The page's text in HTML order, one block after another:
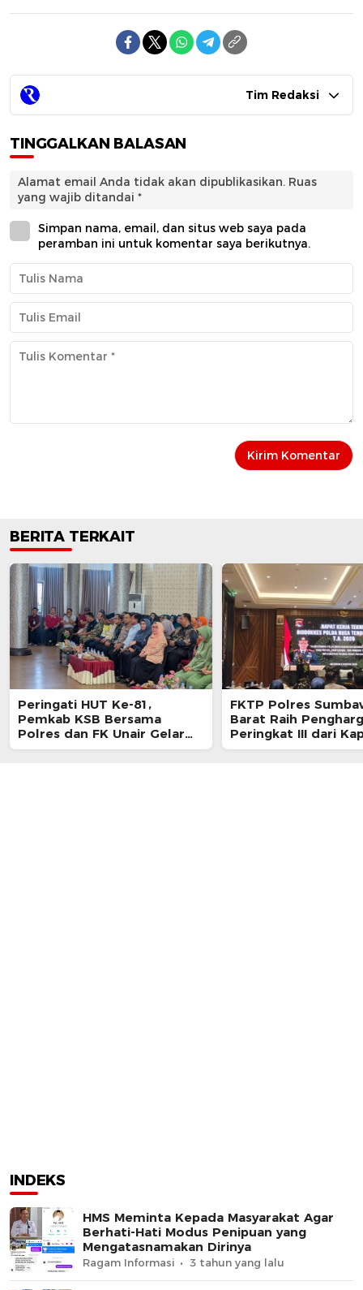
Tim Redaksi
TINGGALKAN BALASAN
Alamat email Anda tidak akan dipublikasikan. Ruas
yang wajib ditandai *
Simpan nama, email, dan situs web saya pada
peramban ini untuk komentar saya berikutnya.
BERITA TERKAIT
Peringati HUT Ke-81,
Pemkab KSB Bersama
Polres dan FK Unair Gelar
Seminar Kesehatan “1000
FKTP Polres
Barat Raih
Peringkat III dari
NTB Saat Rakernis
INDEKS
HMS Meminta Kepada Masyarakat Agar
Berhati-Hati Modus Penipuan yang
Mengatasnamakan Dirinya
Ragam Informasi 3 tahun yang lalu